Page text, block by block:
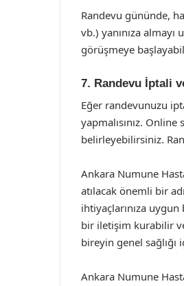
Randevu gününde,
vb.) yanınıza
görüşmeye
7. Randevu İptali
Eğer randevunuzu
yapmalısınız.
belirleyebilirsiniz.
Ankara Numune
atılacak önemli bir
ihtiyaçlarınıza
bir iletişim kurabilir
bireyin genel
Ankara Numune